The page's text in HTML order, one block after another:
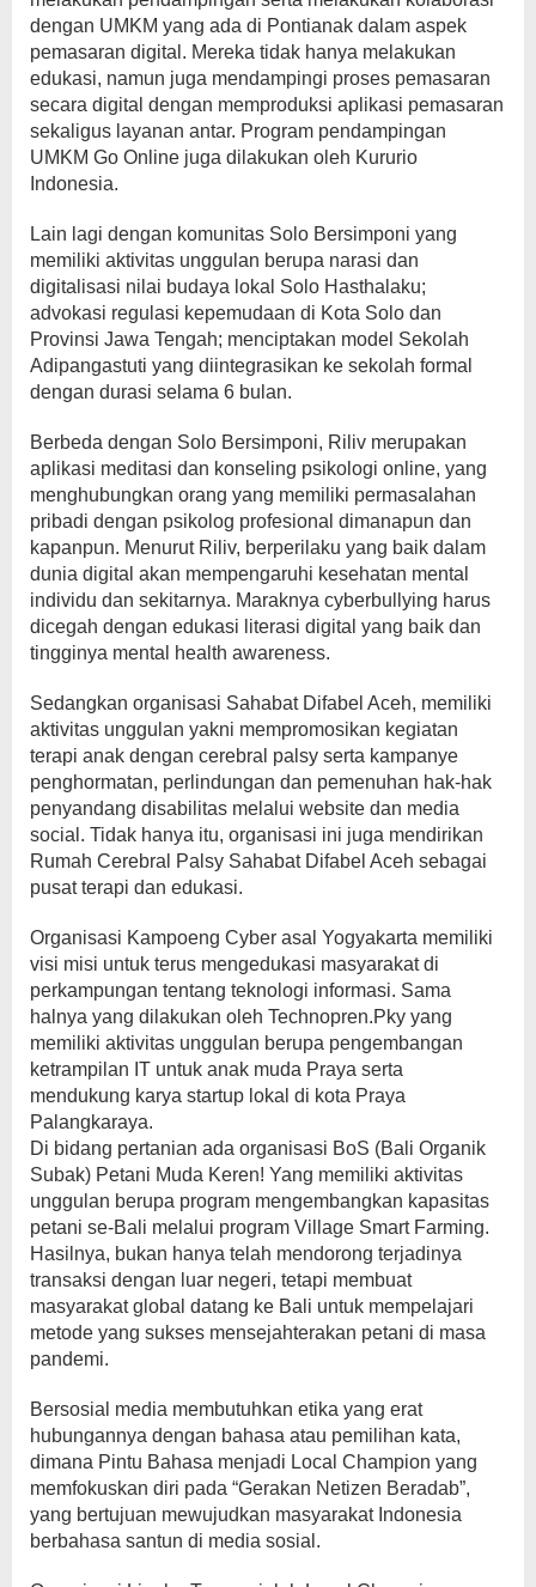
dengan UMKM yang ada di Pontianak dalam aspek
pemasaran digital. Mereka tidak hanya melakukan
edukasi, namun juga mendampingi proses pemasaran
secara digital dengan memproduksi aplikasi pemasaran
sekaligus layanan antar. Program pendampingan
UMKM Go Online juga dilakukan oleh Kururio
Indonesia.
Lain lagi dengan komunitas Solo Bersimponi yang
memiliki aktivitas unggulan berupa narasi dan
digitalisasi nilai budaya lokal Solo Hasthalaku;
advokasi regulasi kepemudaan di Kota Solo dan
Provinsi Jawa Tengah; menciptakan model Sekolah
Adipangastuti yang diintegrasikan ke sekolah formal
dengan durasi selama 6 bulan.
Berbeda dengan Solo Bersimponi, Riliv merupakan
aplikasi meditasi dan konseling psikologi online, yang
menghubungkan orang yang memiliki permasalahan
pribadi dengan psikolog profesional dimanapun dan
kapanpun. Menurut Riliv, berperilaku yang baik dalam
dunia digital akan mempengaruhi kesehatan mental
individu dan sekitarnya. Maraknya cyberbullying harus
dicegah dengan edukasi literasi digital yang baik dan
tingginya mental health awareness.
Sedangkan organisasi Sahabat Difabel Aceh, memiliki
aktivitas unggulan yakni mempromosikan kegiatan
terapi anak dengan cerebral palsy serta kampanye
penghormatan, perlindungan dan pemenuhan hak-hak
penyandang disabilitas melalui website dan media
social. Tidak hanya itu, organisasi ini juga mendirikan
Rumah Cerebral Palsy Sahabat Difabel Aceh sebagai
pusat terapi dan edukasi.
Organisasi Kampoeng Cyber asal Yogyakarta memiliki
visi misi untuk terus mengedukasi masyarakat di
perkampungan tentang teknologi informasi. Sama
halnya yang dilakukan oleh Technopren.Pky yang
memiliki aktivitas unggulan berupa pengembangan
ketrampilan IT untuk anak muda Praya serta
mendukung karya startup lokal di kota Praya
Palangkaraya.
Di bidang pertanian ada organisasi BoS (Bali Organik
Subak) Petani Muda Keren! Yang memiliki aktivitas
unggulan berupa program mengembangkan kapasitas
petani se-Bali melalui program Village Smart Farming.
Hasilnya, bukan hanya telah mendorong terjadinya
transaksi dengan luar negeri, tetapi membuat
masyarakat global datang ke Bali untuk mempelajari
metode yang sukses mensejahterakan petani di masa
pandemi.
Bersosial media membutuhkan etika yang erat
hubungannya dengan bahasa atau pemilihan kata,
dimana Pintu Bahasa menjadi Local Champion yang
memfokuskan diri pada “Gerakan Netizen Beradab”,
yang bertujuan mewujudkan masyarakat Indonesia
berbahasa santun di media sosial.